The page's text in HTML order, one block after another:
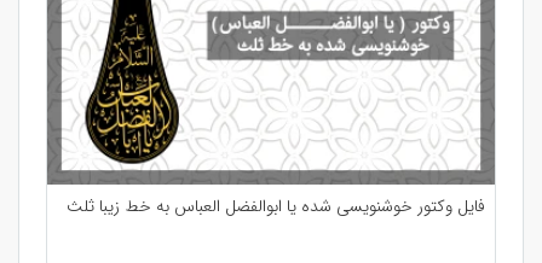
فایل وکتور خوشنویسی شده یا ابوالفضل العباس به خط زیبا ثلث